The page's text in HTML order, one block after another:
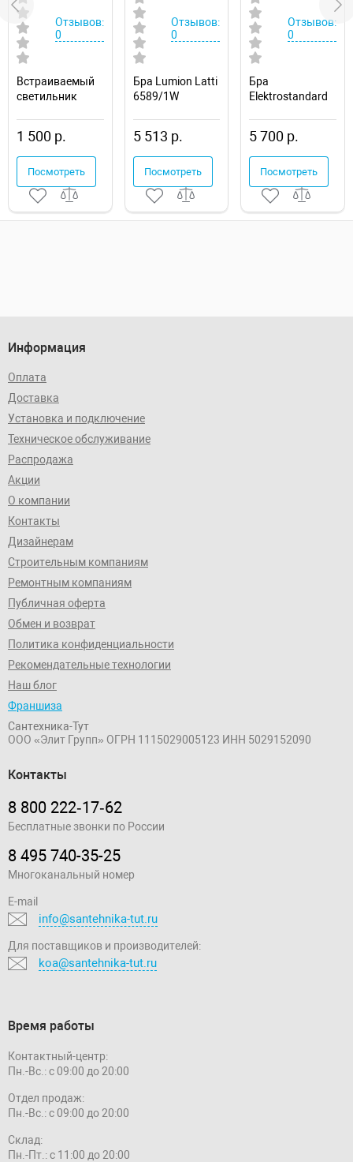
Отзывов:
0
Встраиваемый
светильник
1 500 р.
Посмотреть
Отзывов:
0
Бра Lumion Latti
6589/1W
5 513 р.
Посмотреть
Отзывов:
0
Бра
Elektrostandard
5 700 р.
Посмотреть
Информация
Оплата
Доставка
Установка и подключение
Техническое обслуживание
Распродажа
Акции
О компании
Контакты
Дизайнерам
Строительным компаниям
Ремонтным компаниям
Публичная оферта
Обмен и возврат
Политика конфиденциальности
Рекомендательные технологии
Наш блог
Франшиза
Сантехника-Тут
ООО «Элит Групп» ОГРН 1115029005123 ИНН 5029152090
Контакты
8 800 222‑17‑62
Бесплатные звонки по России
8 495 740-35-25
Многоканальный номер
E-mail
info@santehnika-tut.ru
Для поставщиков и производителей:
koa@santehnika-tut.ru
Время работы
Контактный-центр:
Пн.-Вс.: с 09:00 до 20:00
Отдел продаж:
Пн.-Вс.: с 09:00 до 20:00
Склад:
Пн.-Пт.: с 11:00 до 20:00